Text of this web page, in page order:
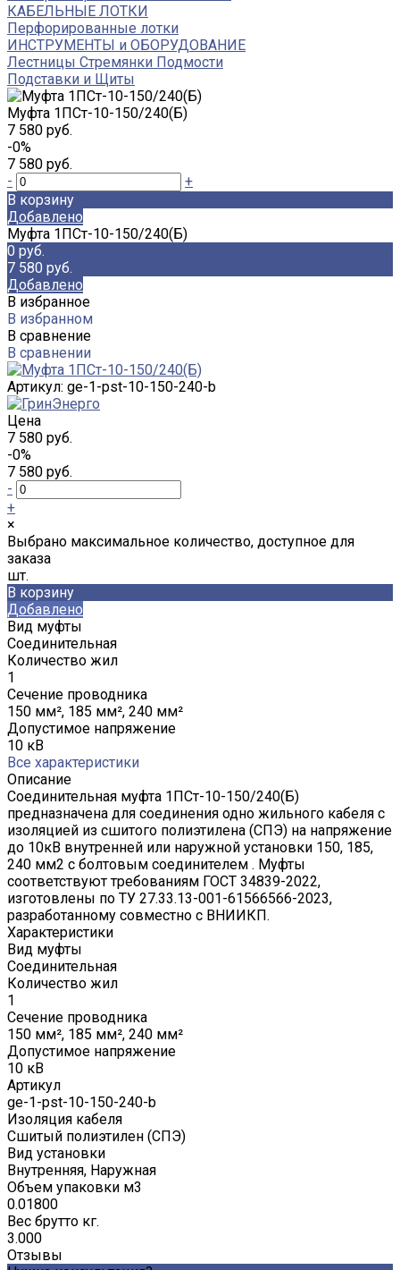
КАБЕЛЬНЫЕ ЛОТКИ
Перфорированные лотки
ИНСТРУМЕНТЫ и ОБОРУДОВАНИЕ
Лестницы Стремянки Подмости
Подставки и Щиты
Муфта 1ПСт-10-150/240(Б)
7 580 руб.
-0%
7 580 руб.
-
+
В корзину
Добавлено
Муфта 1ПСт-10-150/240(Б)
0 руб.
7 580 руб.
Добавлено
В избранное
В избранном
В сравнение
В сравнении
Артикул: ge-1-pst-10-150-240-b
Цена
7 580 руб.
-0%
7 580 руб.
-
+
×
Выбрано максимальное количество, доступное для
заказа
шт.
В корзину
Добавлено
Вид муфты
Соединительная
Количество жил
1
Сечение проводника
150 мм², 185 мм², 240 мм²
Допустимое напряжение
10 кВ
Все характеристики
Описание
Соединительная муфта 1ПСт-10-150/240(Б)
предназначена для соединения одно жильного кабеля с
изоляцией из сшитого полиэтилена (СПЭ) на напряжение
до 10кВ внутренней или наружной установки 150, 185,
240 мм2 с болтовым соединителем . Муфты
соответствуют требованиям ГОСТ 34839-2022,
изготовлены по ТУ 27.33.13-001-61566566-2023,
разработанному совместно с ВНИИКП.
Характеристики
Вид муфты
Соединительная
Количество жил
1
Сечение проводника
150 мм², 185 мм², 240 мм²
Допустимое напряжение
10 кВ
Артикул
ge-1-pst-10-150-240-b
Изоляция кабеля
Сшитый полиэтилен (СПЭ)
Вид установки
Внутренняя, Наружная
Объем упаковки м3
0.01800
Вес брутто кг.
3.000
Отзывы